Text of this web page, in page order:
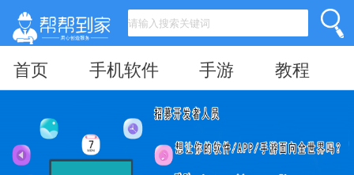
首页 手机软件 手游 教程